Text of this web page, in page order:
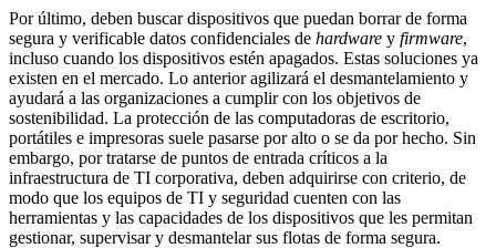
Por último, deben buscar dispositivos que puedan borrar de forma
segura y verificable datos confidenciales de hardware y firmware,
incluso cuando los dispositivos estén apagados. Estas soluciones ya
existen en el mercado. Lo anterior agilizará el desmantelamiento y
ayudará a las organizaciones a cumplir con los objetivos de
sostenibilidad. La protección de las computadoras de escritorio,
portátiles e impresoras suele pasarse por alto o se da por hecho. Sin
embargo, por tratarse de puntos de entrada críticos a la
infraestructura de TI corporativa, deben adquirirse con criterio, de
modo que los equipos de TI y seguridad cuenten con las
herramientas y las capacidades de los dispositivos que les permitan
gestionar, supervisar y desmantelar sus flotas de forma segura.